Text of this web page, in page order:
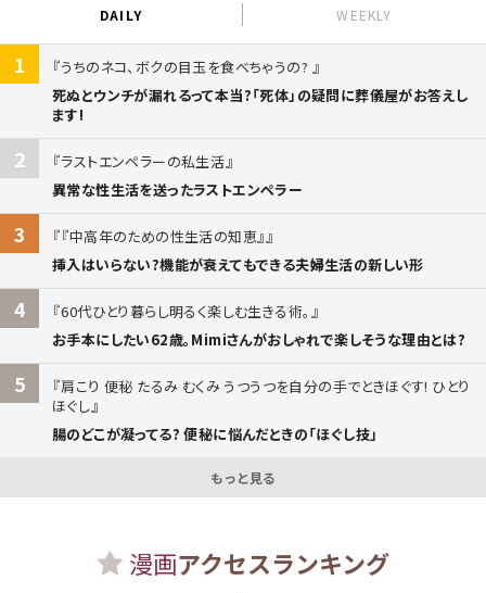
DAILY WEEKLY
1
うちのネコ、ボクの目玉を食べちゃうの?
死ぬとウンチが漏れるって本当?「死体」の疑問に葬儀屋がお答えし
ます!
2
ラストエンペラーの私生活
異常な性生活を送ったラストエンペラー
3
『中高年のための性生活の知恵』
挿入はいらない?機能が衰えてもできる夫婦生活の新しい形
4
60代ひとり暮らし明るく楽しむ生きる術。
お手本にしたい62歳。Mimiさんがおしゃれで楽しそうな理由とは?
5
肩こり 便秘 たるみ むくみ うつうつを自分の手でときほぐす! ひとり
ほぐし
腸のどこが凝ってる? 便秘に悩んだときの「ほぐし技」
もっと見る
漫画アクセスランキング